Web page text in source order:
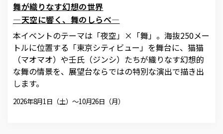
舞が織りなす幻想の世界
―天空に響く、舞のしらべ―
本イベントのテーマは「夜空」×「舞」。海抜250メー
トルに位置する「東京シティビュー」を舞台に、猫猫
（マオマオ）や壬氏（ジンシ）たちが織りなす幻想的
な舞の情景を、展望台ならではの特別な演出で描き出
します。
2026年8月1日（土）～10月26日（月）